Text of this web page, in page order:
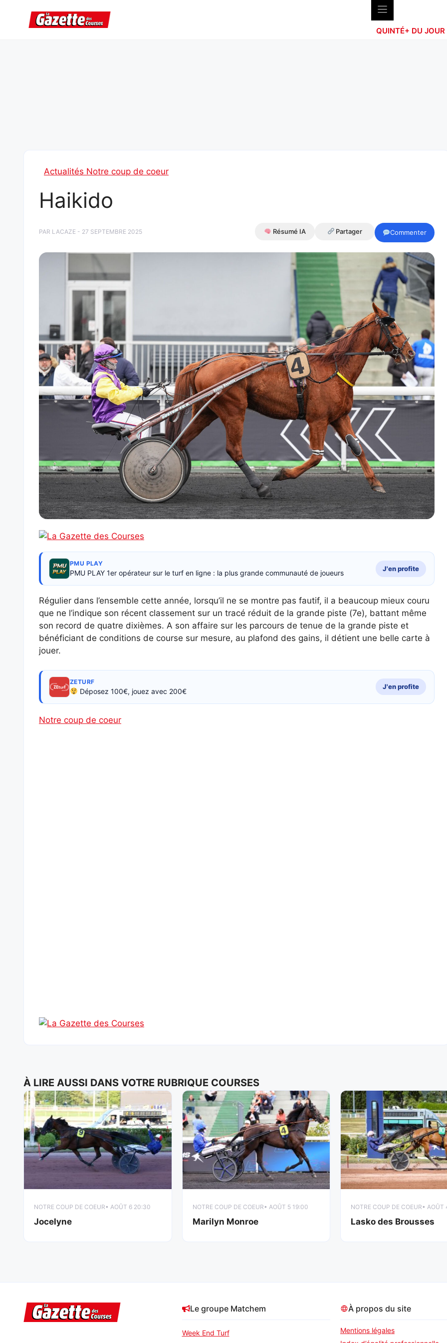
contenu
QUINTÉ+ DU JOUR
Actualités Notre coup de coeur
Haikido
PAR LACAZE - 27 SEPTEMBRE 2025 Résumé IA Partager Commenter
PMU PLAY
PMU PLAY 1er opérateur sur le turf en ligne : la plus grande communauté de joueurs
J'en profite
Régulier dans l’ensemble cette année, lorsqu’il ne se montre pas fautif, il a beaucoup mieux couru
que ne l’indique son récent classement sur un tracé réduit de la grande piste (7e), battant même
son record de quatre dixièmes. A son affaire sur les parcours de tenue de la grande piste et
bénéficiant de conditions de course sur mesure, au plafond des gains, il détient une belle carte à
jouer.
ZETURF
Déposez 100€, jouez avec 200€
J'en profite
Notre coup de coeur
À LIRE AUSSI DANS VOTRE RUBRIQUE COURSES
NOTRE COUP DE COEUR• AOÛT 6 20:30
Jocelyne
NOTRE COUP DE COEUR• AOÛT 5 19:00
Marilyn Monroe
NOTRE COUP DE COEUR• AOÛT
Lasko des Brousses
Le groupe Matchem
Week End Turf
À propos du site
Mentions légales